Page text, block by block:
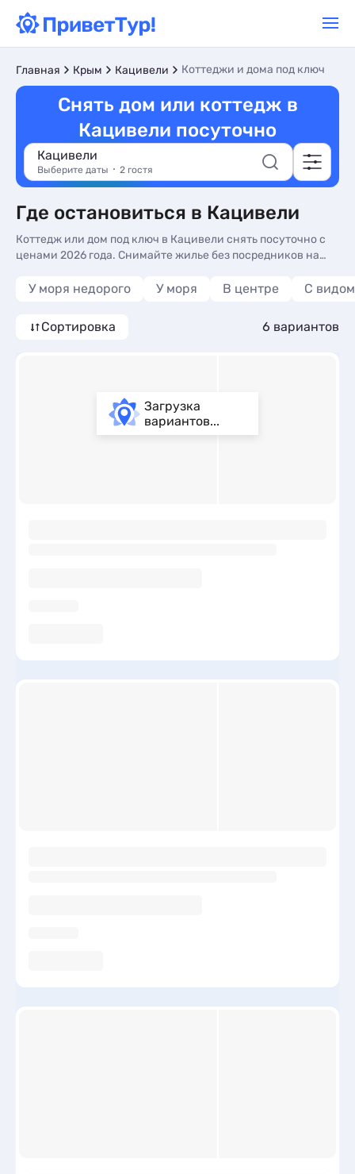
Главная Крым Кацивели Коттеджи и дома под ключ
Снять дом или коттедж в
Кацивели посуточно
Кацивели
Выберите даты 2 гостя
Где остановиться в Кацивели
Коттедж или дом под ключ в Кацивели снять посуточно с
ценами 2026 года. Снимайте жилье без посредников на
напрямую связаться с владельцами жилья и
У моря недорого У моря В центре С
Сортировка 6 вариантов
Загрузка
вариантов...